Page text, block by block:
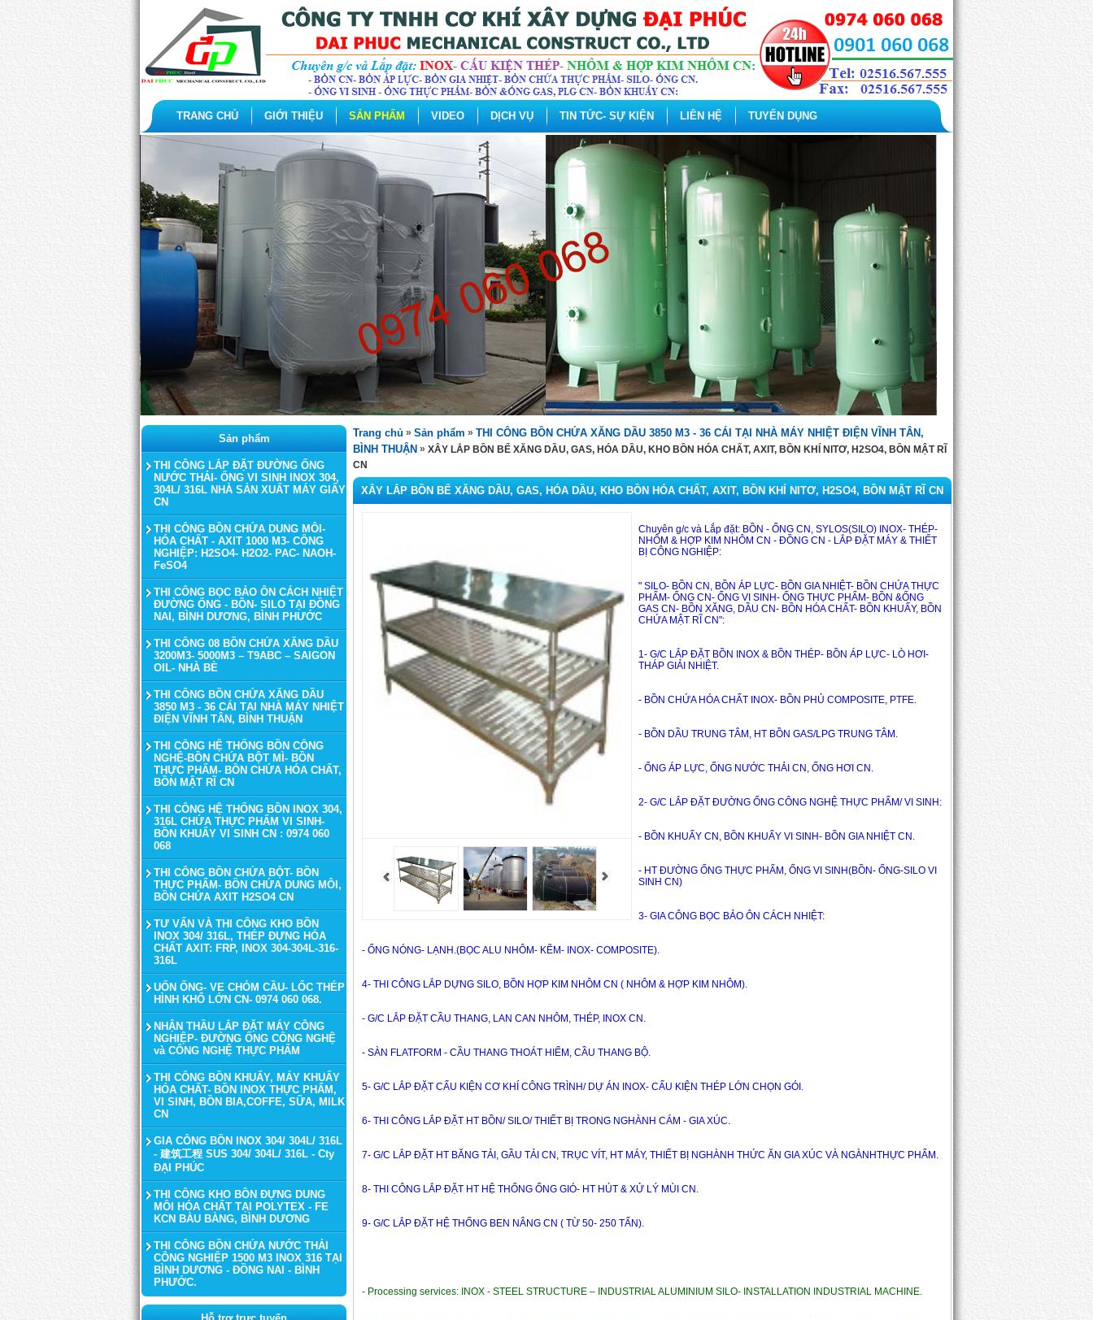
TRANG CHỦ GIỚI THIỆU SẢN PHẨM VIDEO DỊCH VỤ TIN TỨC- SỰ KIỆN LIÊN HỆ TUYỂN DỤNG
Sản phẩm
THI CÔNG LẮP ĐẶT ĐƯỜNG ỐNG
NƯỚC THẢI- ỐNG VI SINH INOX 304,
304L/ 316L NHÀ SẢN XUẤT MÁY GIẤY
CN
THI CÔNG BỒN CHỨA DUNG MÔI-
HÓA CHẤT - AXIT 1000 M3- CÔNG
NGHIỆP: H2SO4- H2O2- PAC- NAOH-
FeSO4
THI CÔNG BỌC BẢO ÔN CÁCH NHIỆT
ĐƯỜNG ỐNG - BỒN- SILO TẠI ĐỒNG
NAI, BÌNH DƯƠNG, BÌNH PHƯỚC
THI CÔNG 08 BỒN CHỨA XĂNG DẦU
3200M3- 5000M3 – T9ABC – SAIGON
OIL- NHÀ BÈ
THI CÔNG BỒN CHỨA XĂNG DẦU
3850 M3 - 36 CÁI TẠI NHÀ MÁY NHIỆT
ĐIỆN VĨNH TÂN, BÌNH THUẬN
THI CÔNG HỆ THỐNG BỒN CÔNG
NGHỆ-BỒN CHỨA BỘT MÌ- BỒN
THỰC PHẨM- BỒN CHỨA HÓA CHẤT,
BỒN MẬT RĨ CN
THI CÔNG HỆ THỐNG BỒN INOX 304,
316L CHỨA THỰC PHẨM VI SINH-
BỒN KHUẤY VI SINH CN : 0974 060
068
THI CÔNG BỒN CHỨA BỘT- BỒN
THỰC PHẨM- BỒN CHỨA DUNG MÔI,
BỒN CHỨA AXIT H2SO4 CN
TƯ VẤN VÀ THI CÔNG KHO BỒN
INOX 304/ 316L, THÉP ĐỰNG HÓA
CHẤT AXIT: FRP, INOX 304-304L-316-
316L
UỐN ỐNG- VE CHỎM CẦU- LỐC THÉP
HÌNH KHỔ LỚN CN- 0974 060 068.
NHẬN THẦU LẮP ĐẶT MÁY CÔNG
NGHIỆP- ĐƯỜNG ỐNG CÔNG NGHỆ
và CÔNG NGHỆ THỰC PHẨM
THI CÔNG BỒN KHUẤY, MÁY KHUẤY
HÓA CHẤT- BỒN INOX THỰC PHẨM,
VI SINH, BỒN BIA,COFFE, SỮA, MILK
CN
GIA CÔNG BỒN INOX 304/ 304L/ 316L
- 建筑工程 SUS 304/ 304L/ 316L - Cty
ĐẠI PHÚC
THI CÔNG KHO BỒN ĐỰNG DUNG
MÔI HÓA CHẤT TẠI POLYTEX - FE
KCN BÀU BÀNG, BÌNH DƯƠNG
THI CÔNG BỒN CHỨA NƯỚC THẢI
CÔNG NGHIỆP 1500 M3 INOX 316 TẠI
BÌNH DƯƠNG - ĐỒNG NAI - BÌNH
PHƯỚC.
Trang chủ » Sản phẩm » THI CÔNG BỒN CHỨA XĂNG DẦU 3850 M3 - 36 CÁI TẠI NHÀ MÁY NHIỆT ĐIỆN VĨNH TÂN,
BÌNH THUẬN » XÂY LẮP BỒN BỂ XĂNG DẦU, GAS, HÓA DẦU, KHO BỒN HÓA CHẤT, AXIT, BỒN KHÍ NITƠ, H2SO4, BỒN MẬT RĨ
CN
XÂY LẮP BỒN BỂ XĂNG DẦU, GAS, HÓA DẦU, KHO BỒN HÓA CHẤT, AXIT, BỒN KHÍ NITƠ, H2SO4, BỒN MẬT RĨ CN
Chuyên g/c và Lắp đặt: BỒN - ỐNG CN, SYLOS(SILO) INOX- THÉP-
NHÔM & HỢP KIM NHÔM CN - ĐỒNG CN - LẮP ĐẶT MÁY & THIẾT
BỊ CÔNG NGHIỆP:
" SILO- BỒN CN, BỒN ÁP LỰC- BỒN GIA NHIỆT- BỒN CHỨA THỰC
PHẨM- ỐNG CN- ỐNG VI SINH- ỐNG THỰC PHẨM- BỒN &ỐNG
GAS CN- BỒN XĂNG, DẦU CN- BỒN HÓA CHẤT- BỒN KHUẤY, BỒN
CHỨA MẬT RĨ CN":
1- G/C LẮP ĐẶT BỒN INOX & BỒN THÉP- BỒN ÁP LỰC- LÒ HƠI-
THÁP GIẢI NHIỆT.
- BỒN CHỨA HÓA CHẤT INOX- BỒN PHỦ COMPOSITE, PTFE.
- BỒN DẦU TRUNG TÂM, HT BỒN GAS/LPG TRUNG TÂM.
- ỐNG ÁP LỰC, ỐNG NƯỚC THẢI CN, ỐNG HƠI CN.
- BỒN KHUẤY CN, BỒN KHUẤY VI SINH- BỒN GIA NHIỆT CN.
- HT ĐƯỜNG ỐNG THỰC PHẨM, ỐNG VI SINH(BỒN- ỐNG-SILO VI
SINH CN)
3- GIA CÔNG BỌC BẢO ÔN CÁCH NHIỆT:
- ỐNG NÓNG- LẠNH.(BỌC ALU NHÔM- KẼM- INOX- COMPOSITE).
4- THI CÔNG LẮP DỰNG SILO, BỒN HỢP KIM NHÔM CN ( NHÔM & HỢP KIM NHÔM).
- G/C LẮP ĐẶT CẦU THANG, LAN CAN NHÔM, THÉP, INOX CN.
- SÀN FLATFORM - CẦU THANG THOÁT HIỂM, CẦU THANG BỘ.
5- G/C LẮP ĐẶT CẤU KIỆN CƠ KHÍ CÔNG TRÌNH/ DỰ ÁN INOX- CẤU KIỆN THÉP LỚN CHỌN GÓI.
6- THI CÔNG LẮP ĐẶT HT BỒN/ SILO/ THIẾT BỊ TRONG NGHÀNH CÁM - GIA XÚC.
7- G/C LẮP ĐẶT HT BĂNG TẢI, GẦU TẢI CN, TRỤC VÍT, HT MÁY, THIẾT BỊ NGHÀNH THỨC ĂN GIA XÚC VÀ NGÀNHTHỰC PHẨM.
8- THI CÔNG LẮP ĐẶT HT HỆ THỐNG ỐNG GIÓ- HT HÚT & XỬ LÝ MÙI CN.
9- G/C LẮP ĐẶT HỆ THỐNG BEN NÂNG CN ( TỪ 50- 250 TẤN).
- Processing services: INOX - STEEL STRUCTURE – INDUSTRIAL ALUMINIUM SILO- INSTALLATION INDUSTRIAL MACHINE.